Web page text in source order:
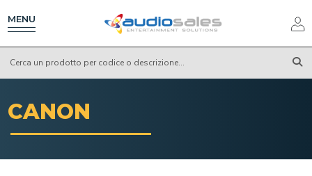
contenuto
principale
MENU
CANON